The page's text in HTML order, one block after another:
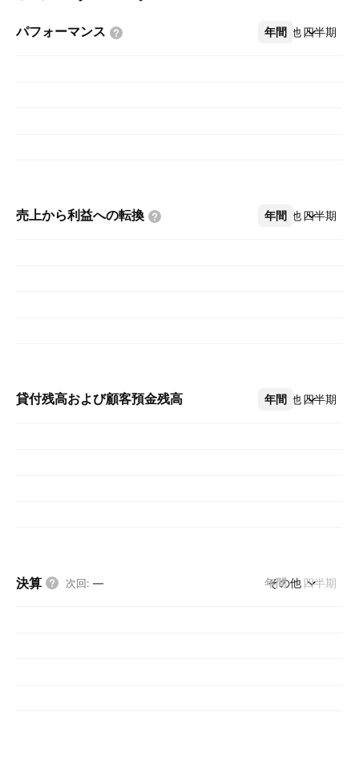
パフォーマンス 年間 四半期
その他
売上から利益への転換 年間 四半期
その他
貸付残高および顧客預金残高 年間 四半期
その他
決算 次回: — 年間 四半期
その他